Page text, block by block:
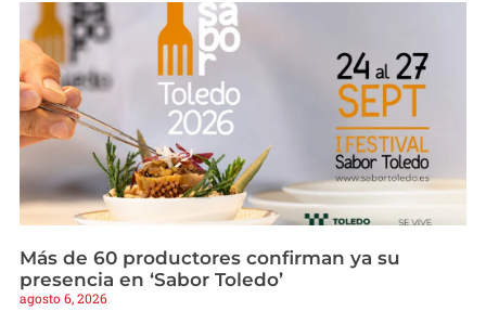
Más de 60 productores confirman ya su
presencia en ‘Sabor Toledo’
agosto 6, 2026